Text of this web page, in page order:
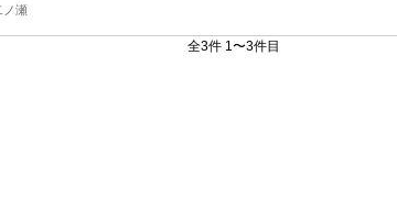
ノ瀬
全3件 1〜3件目